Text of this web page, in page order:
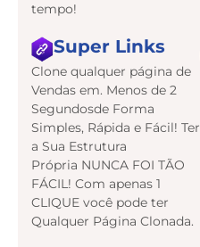
tempo!
Super Links
Clone qualquer página de
Vendas em. Menos de 2
Segundosde Forma
Simples, Rápida e Fácil! Ter
a Sua Estrutura
Própria NUNCA FOI TÃO
FÁCIL! Com apenas 1
CLIQUE você pode ter
Qualquer Página Clonada.